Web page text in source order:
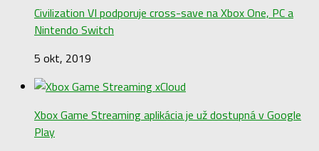
Civilization VI podporuje cross-save na Xbox One, PC a
Nintendo Switch
5 okt, 2019
Xbox Game Streaming aplikácia je už dostupná v Google
Play